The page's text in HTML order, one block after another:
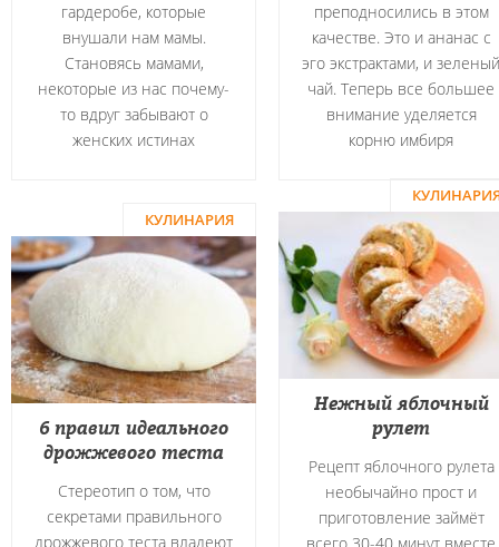
преподносились в этом
качестве. Это и ананас с
эго экстрактами, и зеленый
чай. Теперь все большее
внимание уделяется
корню имбиря
гардеробе, которые
внушали нам мамы.
Становясь мамами,
некоторые из нас почему-
то вдруг забывают о
женских истинах
Нежный яблочный
рулет
Рецепт яблочного рулета
необычайно прост и
приготовление займёт
КУЛИНАРИЯ
6 правил идеального
дрожжевого теста
Стереотип о том, что
секретами правильного
дрожжевого теста владеют